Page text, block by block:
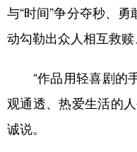
与“时间”争分夺秒、
动勾勒出众人相互救赎
“作品用轻喜剧的手
观通透、热爱生活的
诚说。